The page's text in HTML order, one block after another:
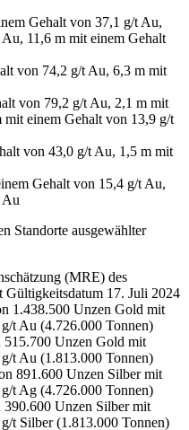
Gehalt von 37,1 g/t Au,
11,6 m mit einem Gehalt
von 74,2 g/t Au, 6,3 m mit
von 79,2 g/t Au, 2,1 m mit
einem Gehalt von 13,9 g/t
von 43,0 g/t Au, 1,5 m mit
Gehalt von 15,4 g/t Au,
Au
Standorte ausgewählter
(MRE) des
Gültigkeitsdatum 17. Juli 2024
1.438.500 Unzen Gold mit
t Au (4.726.000 Tonnen)
515.700 Unzen Gold mit
t Au (1.813.000 Tonnen)
891.600 Unzen Silber mit
t Ag (4.726.000 Tonnen)
390.600 Unzen Silber mit
t Silber (1.813.000 Tonnen)